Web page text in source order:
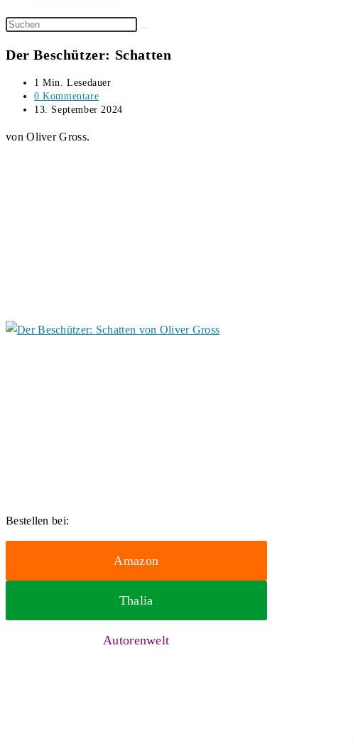
Diese
durchsuchen
Der Beschützer: Schatten
Lesedauer:
1 Min. Lesedauer
Beitrags-
Kommentare:
0 Kommentare
Beitrag
13. September 2024
von Oliver Gross.
Bestellen bei:
Amazon
Thalia
Autorenwelt